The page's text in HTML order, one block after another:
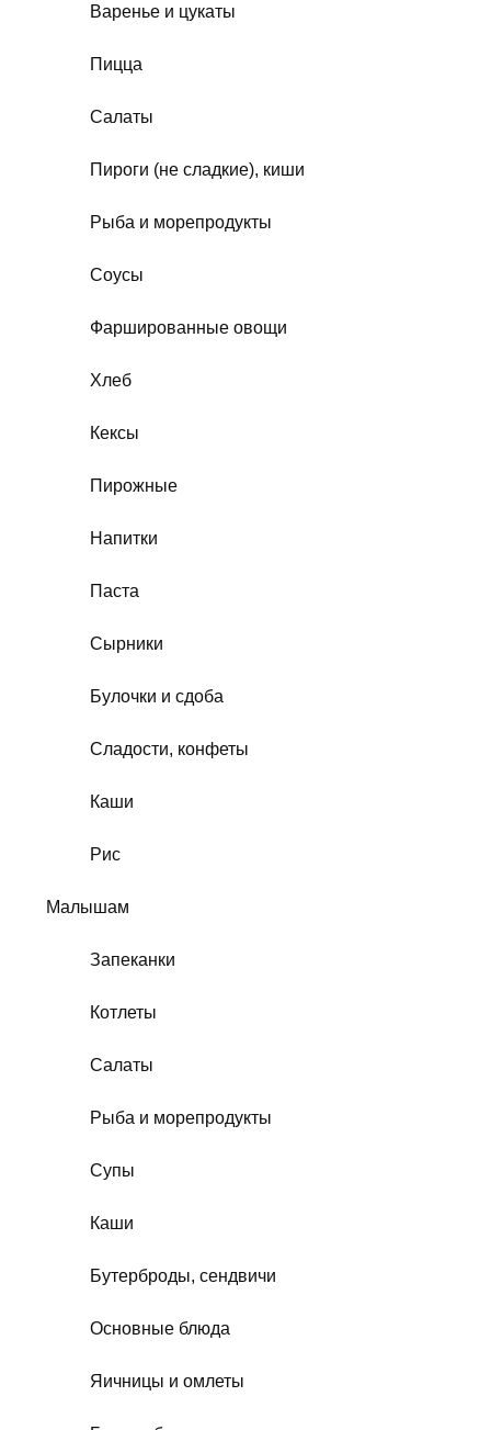
Варенье и цукаты
Пицца
Салаты
Пироги (не сладкие), киши
Рыба и морепродукты
Соусы
Фаршированные овощи
Хлеб
Кексы
Пирожные
Напитки
Паста
Сырники
Булочки и сдоба
Сладости, конфеты
Каши
Рис
Малышам
Запеканки
Котлеты
Салаты
Рыба и морепродукты
Супы
Каши
Бутерброды, сендвичи
Основные блюда
Яичницы и омлеты